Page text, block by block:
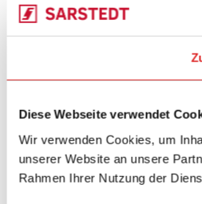
Diese Webseite verwendet
Wir verwenden Cookies, um
unserer Website an unsere
Rahmen Ihrer Nutzung der